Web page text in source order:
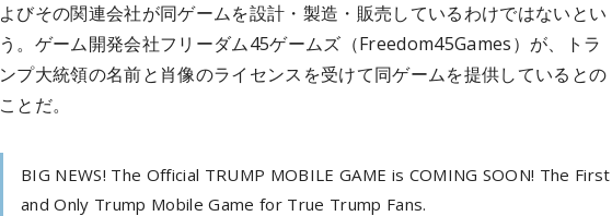
よびその関連会社が同ゲームを設計・製造・販売しているわけではないとい
う。ゲーム開発会社フリーダム45ゲームズ（Freedom45Games）が、トラ
ンプ大統領の名前と肖像のライセンスを受けて同ゲームを提供しているとの
ことだ。
BIG NEWS! The Official TRUMP MOBILE GAME is COMING SOON! The First
and Only Trump Mobile Game for True Trump Fans.